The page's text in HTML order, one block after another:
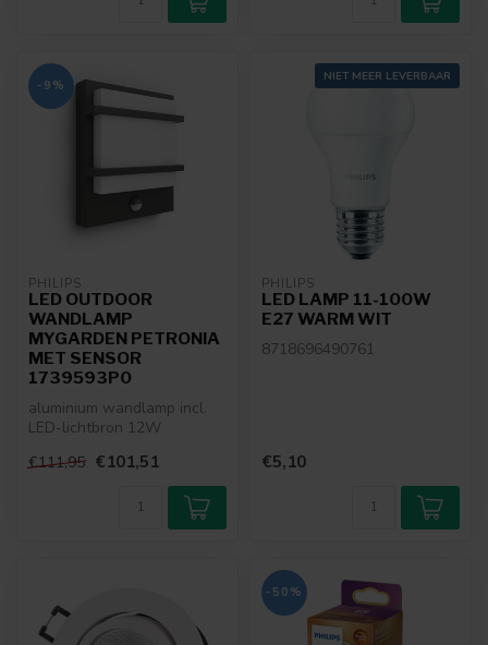
-9%
PHILIPS
LED OUTDOOR
WANDLAMP
MYGARDEN PETRONIA
MET SENSOR
1739593P0
aluminium wandlamp incl.
LED-lichtbron 12W
€111,95 €101,51
NIET MEER LEVERBAAR
PHILIPS
LED LAMP 11-100W
E27 WARM WIT
8718696490761
€5,10
-50%